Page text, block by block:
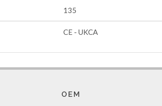
135
CE - UKCA
OEM